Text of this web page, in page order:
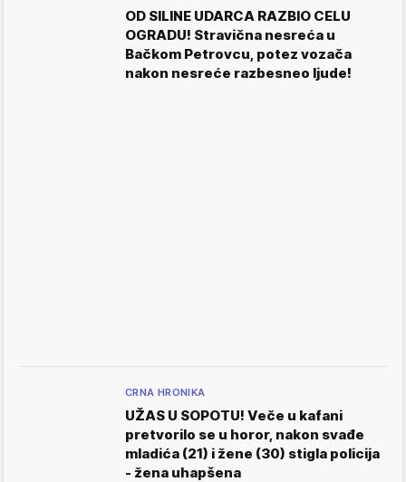
OD SILINE UDARCA RAZBIO CELU
OGRADU! Stravična nesreća u
Bačkom Petrovcu, potez vozača
nakon nesreće razbesneo ljude!
CRNA HRONIKA
UŽAS U SOPOTU! Veče u kafani
pretvorilo se u horor, nakon svađe
mladića (21) i žene (30) stigla policija
- žena uhapšena